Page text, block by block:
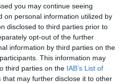
you may continue seeing
on personal information utilized by
disclosed to third parties prior to
opt-out of the further
information by third parties on the
This information may
third parties on the IAB’s List of
that may further disclose it to other